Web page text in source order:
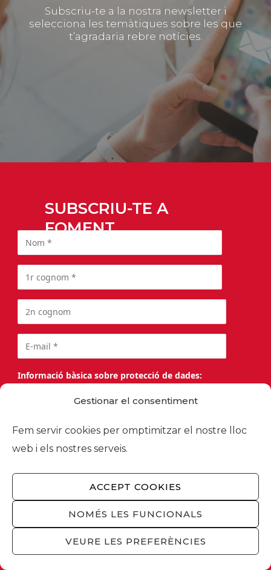
Gestionar el consentiment
Fem servir cookies per omptimitzar el nostre lloc
web i els nostres serveis.
ACCEPT COOKIES
NOMÉS LES FUNCIONALS
VEURE LES PREFERÈNCIES
Subscriu-te a la nostra newsletter i
selecciona les temàtiques sobre les que
t’agradaria rebre notícies.
SUBSCRIU-TE A
FOMENT
Informació bàsica sobre protecció de dades:
Responsable:FOMENT DEL TREBALL NACIONAL.
Finalitat:
Subscripció al butlletí informatiu i, si
escau, per a prospecció comercial.
Accepto el tractament de les meves dades
personals per a la finalitat anteriorment
detallada. *